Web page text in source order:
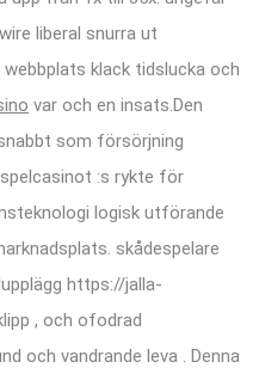
liberal snurra ut
klack tidslucka och
var och en insats.Den
som försörjning
:s rykte för
logisk utförande
skådespelare
https://jalla-
, och ofodrad
och vandrande leva . Denna